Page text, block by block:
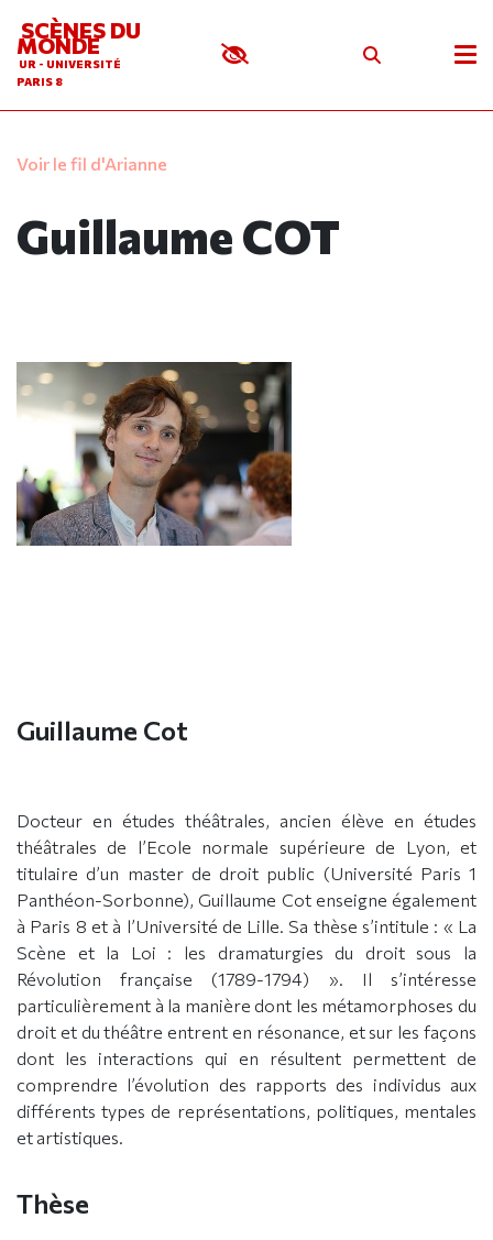
SCÈNES DU
MONDE
UR - UNIVERSITÉ
PARIS 8
Voir le fil d'Arianne
Guillaume COT
Guillaume Cot
Docteur en études théâtrales, ancien élève en études
théâtrales de l’Ecole normale supérieure de Lyon, et
titulaire d’un master de droit public (Université Paris 1
Panthéon-Sorbonne), Guillaume Cot enseigne également
à Paris 8 et à l’Université de Lille. Sa thèse s’intitule : « La
Scène et la Loi : les dramaturgies du droit sous la
Révolution française (1789-1794) ». Il s’intéresse
particulièrement à la manière dont les métamorphoses du
droit et du théâtre entrent en résonance, et sur les façons
dont les interactions qui en résultent permettent de
comprendre l’évolution des rapports des individus aux
différents types de représentations, politiques, mentales
et artistiques.
Thèse